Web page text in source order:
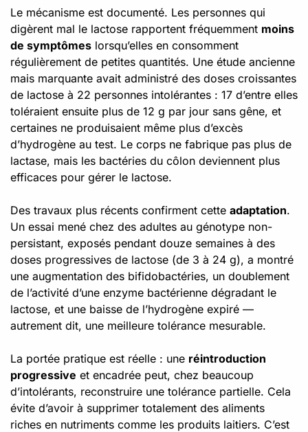
Le mécanisme est documenté. Les personnes qui
digèrent mal le lactose rapportent fréquemment moins
de symptômes lorsqu’elles en consomment
régulièrement de petites quantités. Une étude ancienne
mais marquante avait administré des doses croissantes
de lactose à 22 personnes intolérantes : 17 d’entre elles
toléraient ensuite plus de 12 g par jour sans gêne, et
certaines ne produisaient même plus d’excès
d’hydrogène au test. Le corps ne fabrique pas plus de
lactase, mais les bactéries du côlon deviennent plus
efficaces pour gérer le lactose.
Des travaux plus récents confirment cette adaptation.
Un essai mené chez des adultes au génotype non-
persistant, exposés pendant douze semaines à des
doses progressives de lactose (de 3 à 24 g), a montré
une augmentation des bifidobactéries, un doublement
de l’activité d’une enzyme bactérienne dégradant le
lactose, et une baisse de l’hydrogène expiré —
autrement dit, une meilleure tolérance mesurable.
La portée pratique est réelle : une réintroduction
progressive et encadrée peut, chez beaucoup
d’intolérants, reconstruire une tolérance partielle. Cela
évite d’avoir à supprimer totalement des aliments
riches en nutriments comme les produits laitiers. C’est